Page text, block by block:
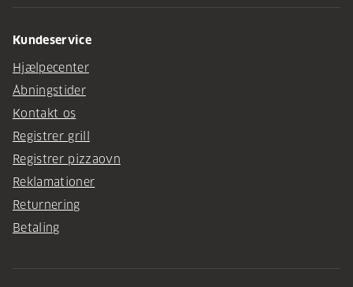
Kundeservice
Hjælpecenter
Åbningstider
Kontakt os
Registrer grill
Registrer pizzaovn
Reklamationer
Returnering
Betaling